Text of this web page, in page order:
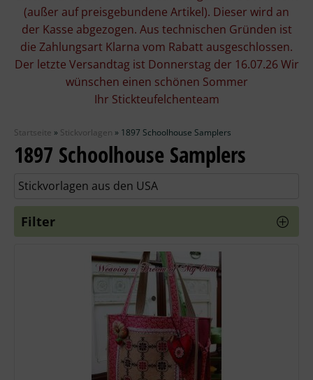
Stoffe
Mill Hill Beads
Wolle
Stricknadeln
Knüpfpackungen
(außer auf preisgebundene Artikel). Dieser wird an
der Kasse abgezogen. Aus technischen Gründen ist
die Zahlungsart Klarna vom Rabatt ausgeschlossen.
Der letzte Versandtag ist Donnerstag der 16.07.26 Wir
wünschen einen schönen Sommer
Ihr Stickteufelchenteam
Startseite » Stickvorlagen » 1897 Schoolhouse Samplers
1897 Schoolhouse Samplers
Stickvorlagen aus den USA
Filter